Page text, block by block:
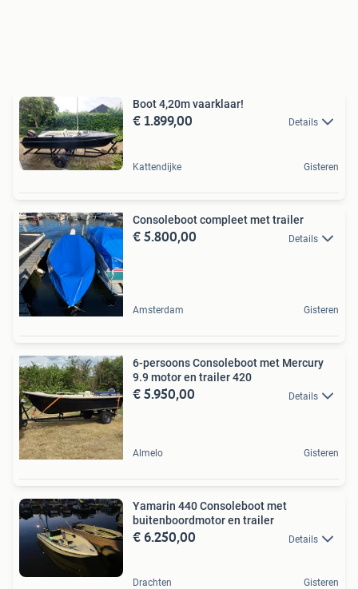
Boot 4,20m vaarklaar!
€ 1.899,00 Details
Kattendijke Gisteren
Consoleboot compleet met trailer
€ 5.800,00 Details
Amsterdam Gisteren
6-persoons Consoleboot met Mercury
9.9 motor en trailer 420
€ 5.950,00 Details
Almelo Gisteren
Yamarin 440 Consoleboot met
buitenboordmotor en trailer
€ 6.250,00 Details
Drachten Gisteren